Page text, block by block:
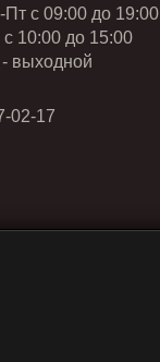
Пт с 09:00 до 19:00
с 10:00 до 15:00
- выходной
02-17